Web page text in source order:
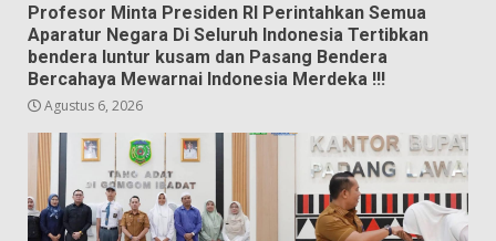
Profesor Minta Presiden RI Perintahkan Semua
Aparatur Negara Di Seluruh Indonesia Tertibkan
bendera luntur kusam dan Pasang Bendera
Bercahaya Mewarnai Indonesia Merdeka !!!
Agustus 6, 2026